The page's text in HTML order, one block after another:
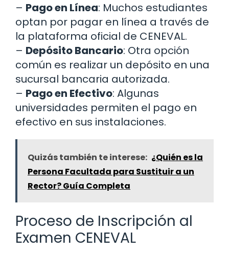
– Pago en Línea: Muchos estudiantes
optan por pagar en línea a través de
la plataforma oficial de CENEVAL.
– Depósito Bancario: Otra opción
común es realizar un depósito en una
sucursal bancaria autorizada.
– Pago en Efectivo: Algunas
universidades permiten el pago en
efectivo en sus instalaciones.
Quizás también te interese: ¿Quién es la
Persona Facultada para Sustituir a un
Rector? Guía Completa
Proceso de Inscripción al
Examen CENEVAL